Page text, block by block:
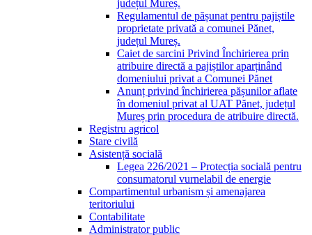
județul Mureș.
Regulamentul de pășunat pentru pajiștile
proprietate privată a comunei Pănet,
județul Mureș.
Caiet de sarcini Privind Închirierea prin
atribuire directă a pajiștilor aparținând
domeniului privat a Comunei Pănet
Anunț privind închirierea pășunilor aflate
în domeniul privat al UAT Pănet, județul
Mureș prin procedura de atribuire directă.
Registru agricol
Stare civilă
Asistență socială
Legea 226/2021 – Protecția socială pentru
consumatorul vurnelabil de energie
Compartimentul urbanism și amenajarea
teritoriului
Contabilitate
Administrator public